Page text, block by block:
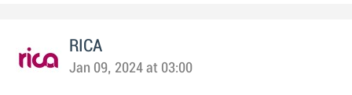
RICA
Jan 09, 2024 at 03:00